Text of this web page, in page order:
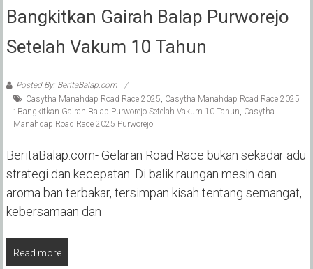
Bangkitkan Gairah Balap Purworejo
Setelah Vakum 10 Tahun
Posted By: BeritaBalap.com
Casytha Manahdap Road Race 2025, Casytha Manahdap Road Race 2025
: Bangkitkan Gairah Balap Purworejo Setelah Vakum 10 Tahun, Casytha
Manahdap Road Race 2025 Purworejo
BeritaBalap.com- Gelaran Road Race bukan sekadar adu
strategi dan kecepatan. Di balik raungan mesin dan
aroma ban terbakar, tersimpan kisah tentang semangat,
kebersamaan dan
Read more